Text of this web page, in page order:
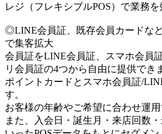
レジ（フレキシブルPOS）で業務
◎LINE会員証、既存会員カードな
で集客拡大
会員証をLINE会員証、スマホ会員
リ会員証の4つから自由に提供でき
ポイントカードとスマホ会員証/
す。
お客様の年齢やご希望に合わせ運用
また、入会日・誕生月・来店回数